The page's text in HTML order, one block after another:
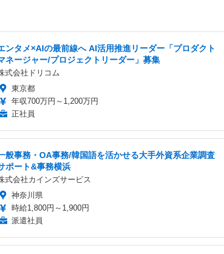
ンタメ×AIの最前線へ AI活用推進リーダー「プロダクト
ネージャー/プロジェクトリーダー」募集
式会社ドリコム
東京都
年収700万円～1,200万円
正社員
般事務・OA事務/韓国語を活かせる大手外資系企業調査
ポート&事務横浜
式会社カインズサービス
神奈川県
時給1,800円～1,900円
派遣社員